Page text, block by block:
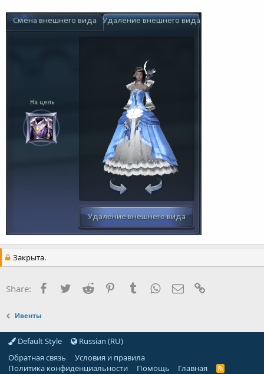
Закрыта.
Share: Facebook
TwitterReddit PinterestTumblrWhatsApp
E-mail
Ивенты
Default Style
Russian (RU)
Обратная связь
Условия и правила
Политика конфиденциальности
Помощь Главная
R